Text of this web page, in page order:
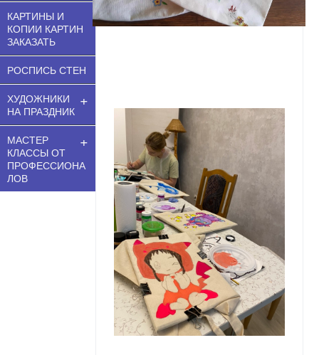
КАРТИНЫ И
КОПИИ КАРТИН
ЗАКАЗАТЬ
РОСПИСЬ СТЕН
+
ХУДОЖНИКИ
НА ПРАЗДНИК
+
МАСТЕР
КЛАССЫ ОТ
ПРОФЕССИОНА
ЛОВ